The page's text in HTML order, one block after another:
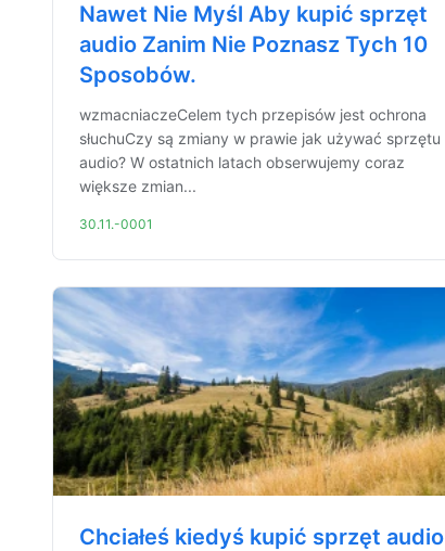
Nawet Nie Myśl Aby kupić sprzęt
audio Zanim Nie Poznasz Tych 10
Sposobów.
wzmacniaczeCelem tych przepisów jest ochrona
słuchuCzy są zmiany w prawie jak używać sprzętu
audio? W ostatnich latach obserwujemy coraz
większe zmian...
30.11.-0001
Chciałeś kiedyś kupić sprzęt audio